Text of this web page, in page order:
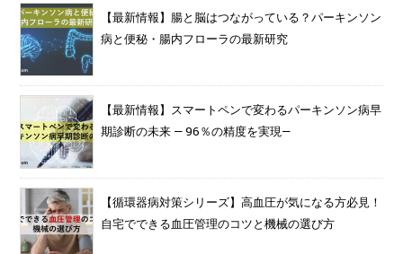
【最新情報】腸と脳はつながっている？パーキンソン
病と便秘・腸内フローラの最新研究
【最新情報】スマートペンで変わるパーキンソン病早
期診断の未来 — 96％の精度を実現—
【循環器病対策シリーズ】高血圧が気になる方必見！
自宅でできる血圧管理のコツと機械の選び方